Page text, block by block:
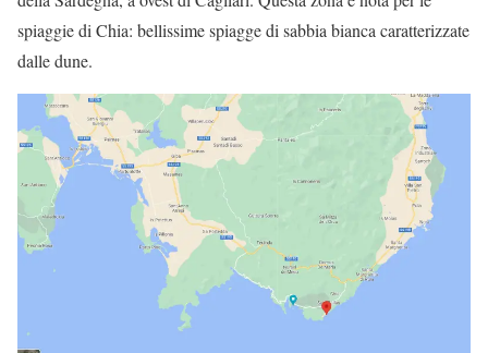
spiaggie di Chia: bellissime spiagge di sabbia bianca caratterizzate
dalle dune.